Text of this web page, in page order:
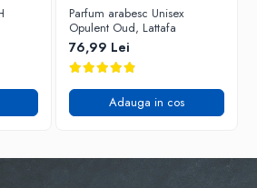
Parfum arabesc Unisex
Opulent Oud, Lattafa
76,99 Lei
Adauga in cos